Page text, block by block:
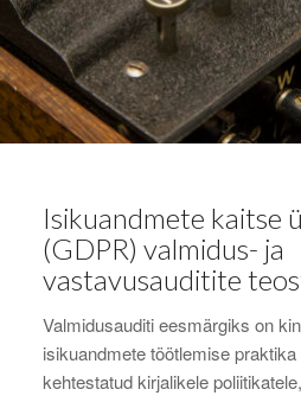
Isikuandmete kaitse
(GDPR) valmidus- ja
vastavusauditite
Valmidusauditi eesmärgiks on
isikuandmete töötlemise
kehtestatud kirjalikele